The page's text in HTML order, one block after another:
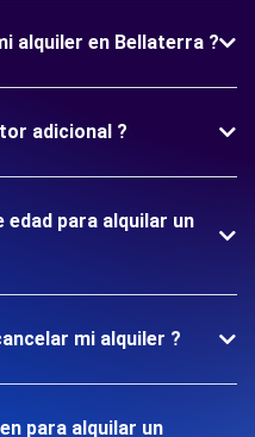
alquiler en Bellaterra ?
adicional ?
para alquilar un
mi alquiler ?
para alquilar un